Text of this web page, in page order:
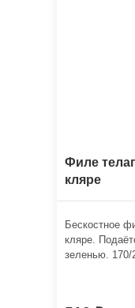
Филе
кляре
Бескостное
кляре.
зеленью. 170/